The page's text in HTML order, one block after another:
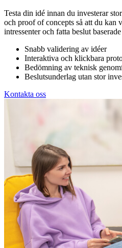
Testa din idé innan du investerar
och proof of concepts så att du kan
intressenter och fatta beslut
Snabb validering av idéer
Interaktiva och klickbara
Bedömning av teknisk
Beslutsunderlag utan stor
Kontakta oss